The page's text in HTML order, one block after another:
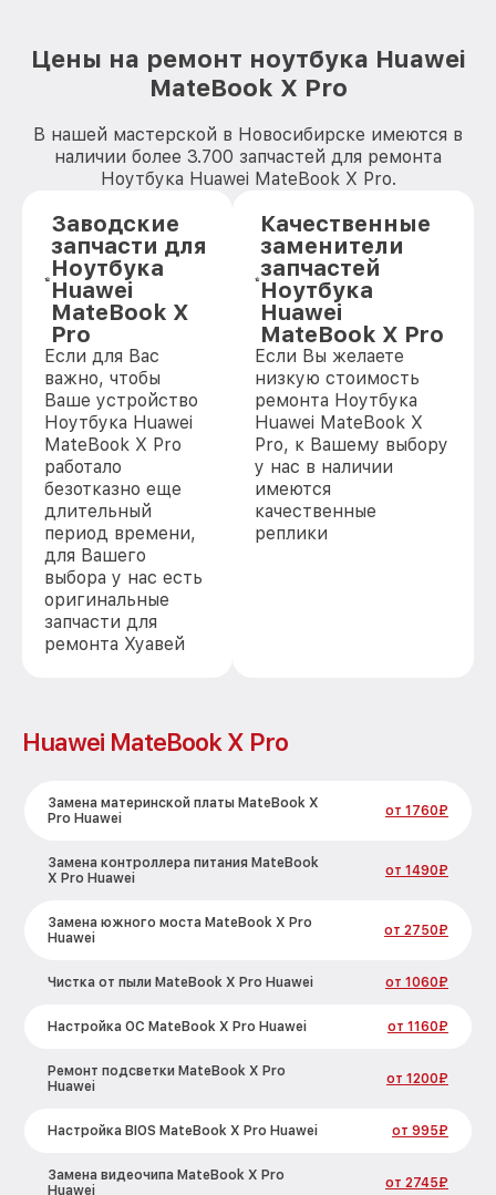
Цены на ремонт ноутбука Huawei
MateBook X Pro
В нашей мастерской в Новосибирске имеются в
наличии более 3.700 запчастей для ремонта
Ноутбука Huawei MateBook X Pro.
Заводские
запчасти для
Ноутбука
Huawei
MateBook X
Pro
Если для Вас
важно, чтобы
Ваше устройство
Ноутбука Huawei
MateBook X Pro
работало
безотказно еще
длительный
период времени,
для Вашего
выбора у нас есть
оригинальные
запчасти для
ремонта Хуавей
Качественные
заменители
запчастей
Ноутбука
Huawei
MateBook X Pro
Если Вы желаете
низкую стоимость
ремонта Ноутбука
Huawei MateBook X
Pro, к Вашему выбору
у нас в наличии
имеются
качественные
реплики
Huawei MateBook X Pro
Замена материнской платы MateBook X
Pro Huawei
от 1760₽
Замена контроллера питания MateBook
X Pro Huawei
от 1490₽
Замена южного моста MateBook X Pro
Huawei
от 2750₽
Чистка от пыли MateBook X Pro Huawei от 1060₽
Настройка ОС MateBook X Pro Huawei от 1160₽
Ремонт подсветки MateBook X Pro
Huawei
от 1200₽
Настройка BIOS MateBook X Pro Huawei от 995₽
Замена видеочипа MateBook X Pro
Huawei
от 2745₽